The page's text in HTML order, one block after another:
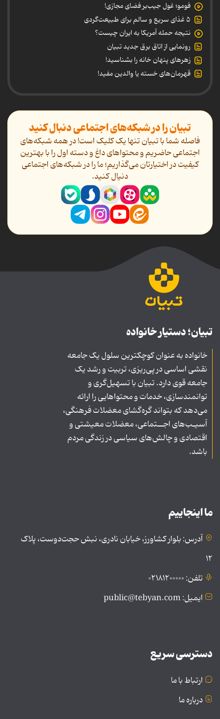
فومو؛ غول جیب‌بر فضای مجازی!
۵ غذای سریع و سالم برای طبیعت‌گردی
نتیجه حمله آمریکا به ایران چیست؟
رونمایی از اتاق برق جدید تبیان
زهرهای پنهان خانه را بشناسید!
قهرمان‌های خسته یا والدین مفید!
تبیان را در شبکه‌های اجتماعی دنبال کنید
فاصله شما با تبیان تنها یک کلیک است! در همه شبکه‌های
اجتماعی حاضریم و محتواهای داغ و دسته اول را با بهترین
کیفیت در اختیارتان می‌گذاریم؛ ما را در شبکه‌های اجتماعی
دنیال کنید.
تبیان؛ دستیار خانواده
خانواده به عنوان کوچکترین سلول یک جامعه
نقشی اساسی در پی‌ریزی، تربیت و رشد یک
جامعه قوی دارد. تبیان با تسهیل‌گری و
توانمندسازی، خدمات و محتواهایی را ارائه
می‌دهد که بتواند گره‌گشای معضلات فرهنگی،
آسیـب‌های اجــتماعی، معضلات معیشتی و
اقتصادی و چالش‌های سیاسی در زندگی مردم
باشد.
ما اینجاییم
آدرس: بلوار کشاورز، خیابان نادری، نبش حجت‌دوست، پلاک
۱۲
تلفن: ۰۲۱۸۱۲۰۰۰۰۰
ایمیل: public@tebyan.com
دسترسی سریع
ارتباط با ما
درباره ما